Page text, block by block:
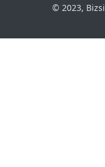
© 2023,